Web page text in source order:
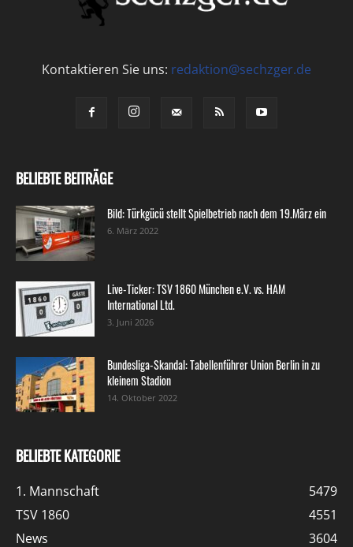
Kontaktieren Sie uns: redaktion@sechzger.de
BELIEBTE BEITRÄGE
Bild: Türkgücü stellt Spielbetrieb nach dem 19.März ein
6. März 2022
Live-Ticker: TSV 1860 München e.V. vs. HAM
International Ltd.
3. Juni 2026
Bundesliga-Skandal: Tabellenführer Union Berlin in zu
kleinem Stadion
14. Oktober 2022
BELIEBTE KATEGORIE
1. Mannschaft
5479
TSV 1860
4551
News
3604